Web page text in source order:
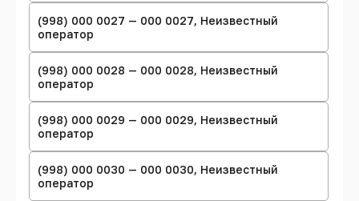
(998) 000 0027 — 000 0027, Неизвестный
оператор
(998) 000 0028 — 000 0028, Неизвестный
оператор
(998) 000 0029 — 000 0029, Неизвестный
оператор
(998) 000 0030 — 000 0030, Неизвестный
оператор